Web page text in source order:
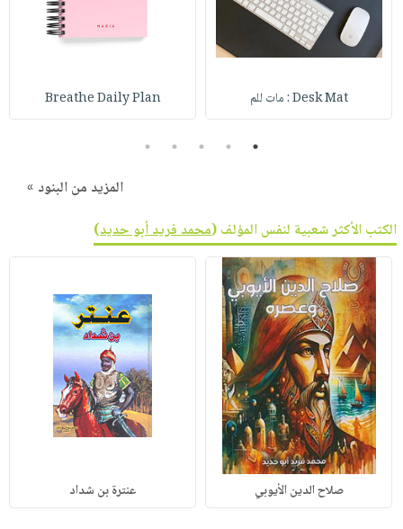
Desk Mat : مات للم Breathe Daily Plan
1
2
3
4
5
المزيد من البنود »
الكتب الأكثر شعبية لنفس المؤلف (محمد فريد أبو حديد)
صلاح الدين الأيوبي عنترة بن شداد